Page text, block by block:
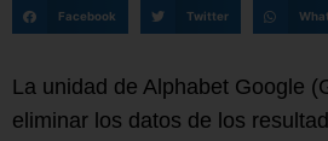
Facebook Twitter
La unidad de Alphabet Google
eliminar los datos de los